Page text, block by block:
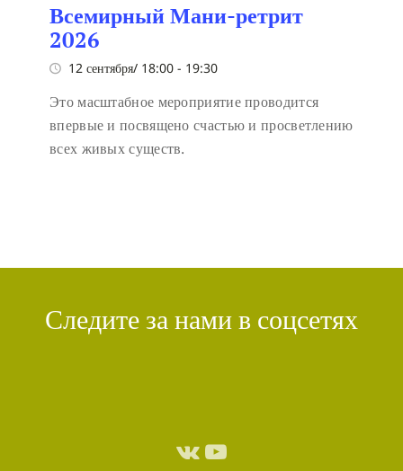
Всемирный Мани-ретрит
2026
12 сентября/ 18:00 - 19:30
Это масштабное мероприятие проводится
впервые и посвящено счастью и просветлению
всех живых существ.
Следите за нами в соцсетях